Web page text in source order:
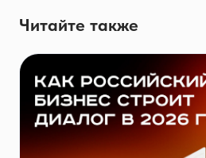
Читайте также